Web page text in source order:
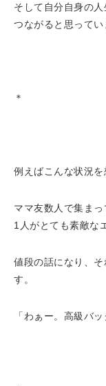
そして自分自身の
つながると思ってい
＊
例えばこんな状況を
ママ友数人で集まっ
1人がとても素敵な
値段の話になり、
す。
「わぁー。高級バ